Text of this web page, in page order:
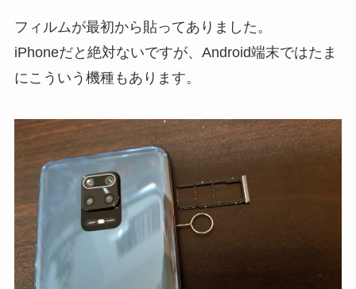
フィルムが最初から貼ってありました。
iPhoneだと絶対ないですが、Android端末ではたま
にこういう機種もあります。